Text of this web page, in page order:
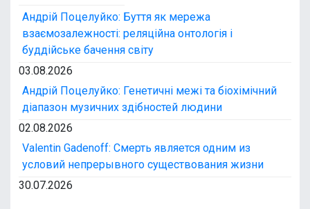
Андрій Поцелуйко: Буття як мережа
взаємозалежності: реляційна онтологія і
буддійське бачення світу
03.08.2026
Андрій Поцелуйко: Генетичні межі та біохімічний
діапазон музичних здібностей людини
02.08.2026
Valentin Gadenoff: Смерть является одним из
условий непрерывного существования жизни
30.07.2026